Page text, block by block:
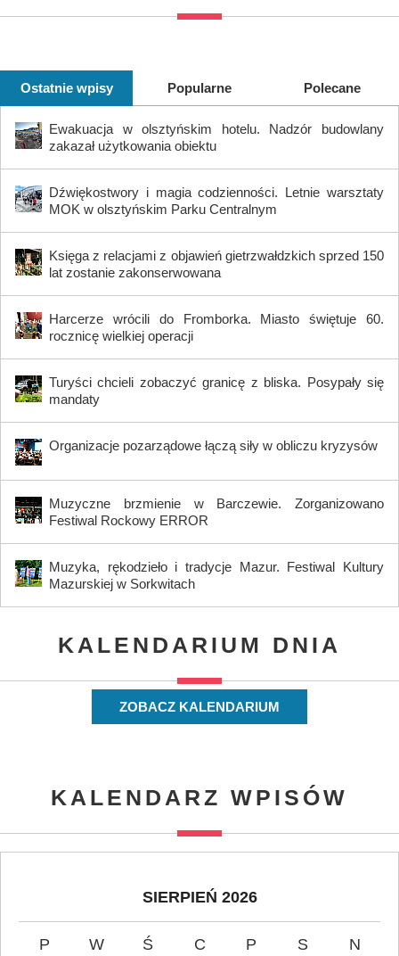
Ostatnie wpisy Popularne Polecane
Ewakuacja w olsztyńskim hotelu. Nadzór budowlany
zakazał użytkowania obiektu
Dźwiękostwory i magia codzienności. Letnie warsztaty
MOK w olsztyńskim Parku Centralnym
Księga z relacjami z objawień gietrzwałdzkich sprzed 150
lat zostanie zakonserwowana
Harcerze wrócili do Fromborka. Miasto świętuje 60.
rocznicę wielkiej operacji
Turyści chcieli zobaczyć granicę z bliska. Posypały się
mandaty
Organizacje pozarządowe łączą siły w obliczu kryzysów
Muzyczne brzmienie w Barczewie. Zorganizowano
Festiwal Rockowy ERROR
Muzyka, rękodzieło i tradycje Mazur. Festiwal Kultury
Mazurskiej w Sorkwitach
KALENDARIUM DNIA
ZOBACZ KALENDARIUM
KALENDARZ WPISÓW
SIERPIEŃ 2026
P W Ś C P S
N